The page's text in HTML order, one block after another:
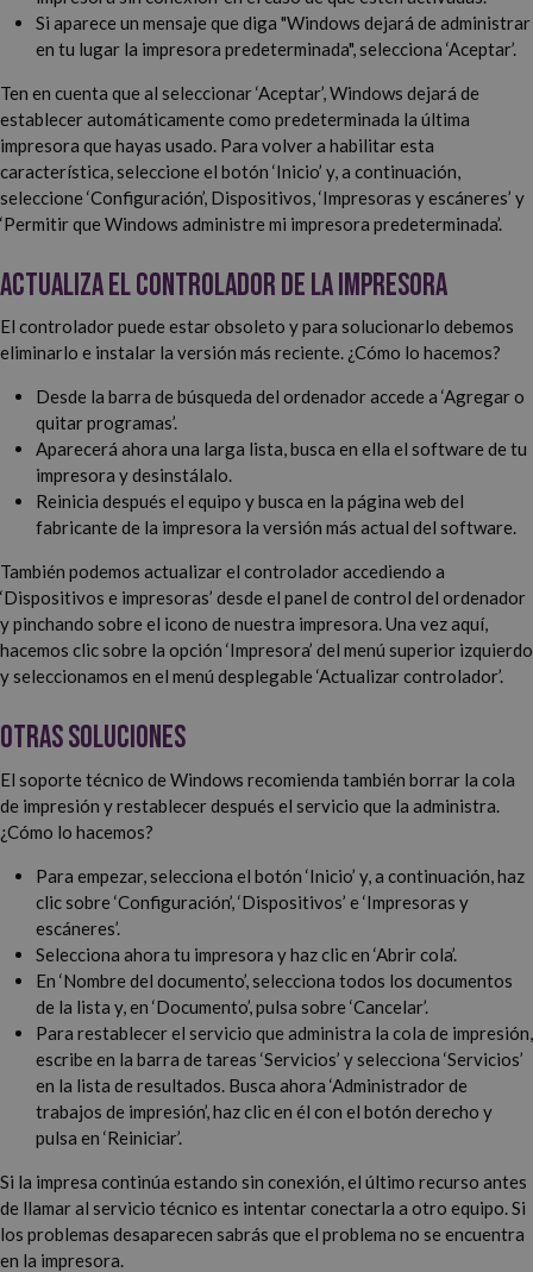
Si aparece un mensaje que diga "Windows dejará de administrar
en tu lugar la impresora predeterminada", selecciona ‘Aceptar’.
Ten en cuenta que al seleccionar ‘Aceptar’, Windows dejará de
establecer automáticamente como predeterminada la última
impresora que hayas usado. Para volver a habilitar esta
característica, seleccione el botón ‘Inicio’ y, a continuación,
seleccione ‘Configuración’, Dispositivos, ‘Impresoras y escáneres’ y
‘Permitir que Windows administre mi impresora predeterminada’.
Actualiza el controlador de la impresora
El controlador puede estar obsoleto y para solucionarlo debemos
eliminarlo e instalar la versión más reciente. ¿Cómo lo hacemos?
Desde la barra de búsqueda del ordenador accede a ‘Agregar o
quitar programas’.
Aparecerá ahora una larga lista, busca en ella el software de tu
impresora y desinstálalo.
Reinicia después el equipo y busca en la página web del
fabricante de la impresora la versión más actual del software.
También podemos actualizar el controlador accediendo a
‘Dispositivos e impresoras’ desde el panel de control del ordenador
y pinchando sobre el icono de nuestra impresora. Una vez aquí,
hacemos clic sobre la opción ‘Impresora’ del menú superior izquierdo
y seleccionamos en el menú desplegable ‘Actualizar controlador’.
Otras soluciones
El soporte técnico de Windows recomienda también borrar la cola
de impresión y restablecer después el servicio que la administra.
¿Cómo lo hacemos?
Para empezar, selecciona el botón ‘Inicio’ y, a continuación, haz
clic sobre ‘Configuración’, ‘Dispositivos’ e ‘Impresoras y
escáneres’.
Selecciona ahora tu impresora y haz clic en ‘Abrir cola’.
En ‘Nombre del documento’, selecciona todos los documentos
de la lista y, en ‘Documento’, pulsa sobre ‘Cancelar’.
Para restablecer el servicio que administra la cola de impresión,
escribe en la barra de tareas ‘Servicios’ y selecciona ‘Servicios’
en la lista de resultados. Busca ahora ‘Administrador de
trabajos de impresión’, haz clic en él con el botón derecho y
pulsa en ‘Reiniciar’.
Si la impresa continúa estando sin conexión, el último recurso antes
de llamar al servicio técnico es intentar conectarla a otro equipo. Si
los problemas desaparecen sabrás que el problema no se encuentra
en la impresora.